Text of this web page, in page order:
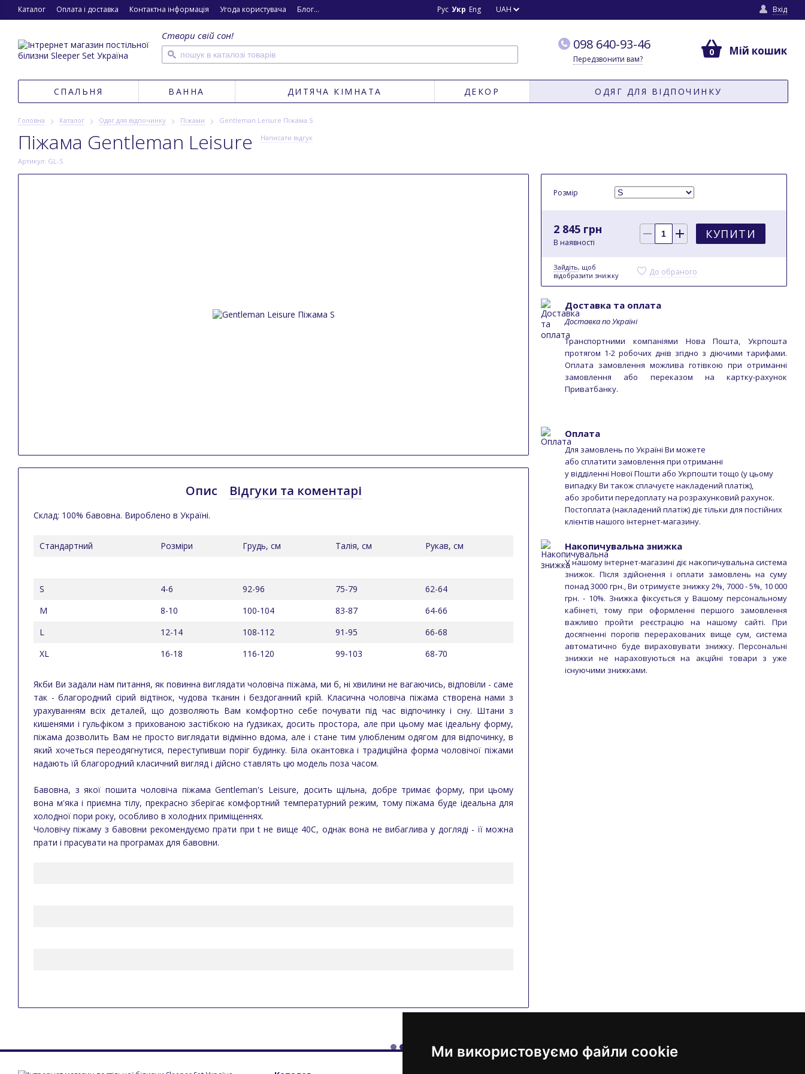
Ми використовуємо файли cookie
Каталог Оплата і доставка Контактна інформація Угода користувача Блог Вхід
Рус Укр Eng UAH
Створи свій сон!
098 640-93-46
Передзвонити вам?
0 Мій кошик
СПАЛЬНЯ ВАННА ДИТЯЧА КІМНАТА ДЕКОР ОДЯГ ДЛЯ ВІДПОЧИНКУ
Головна Каталог Одяг для відпочинку Піжами Gentleman Leisure Піжама S
Піжама Gentleman Leisure Написати відгук
Артикул: GL-S
Опис Відгуки та коментарі
Склад: 100% бавовна. Вироблено в Україні.
Стандартний Розміри Грудь, см Талія, см Рукав, см
S 4-6 92-96 75-79
62-64
M
8-10 100-104 83-87
64-66
L
12-14 108-112 91-95
66-68
XL
16-18 116-120 99-103 68-70
Якби Ви задали нам питання, як повинна виглядати чоловіча піжама, ми б, ні хвилини не вагаючись, відповіли - саме
так - благородний сірий відтінок, чудова тканин і бездоганний крій. Класична чоловіча піжама створена нами з
урахуванням всіх деталей, що дозволяють Вам комфортно себе почувати під час відпочинку і сну. Штани з
кишенями і гульфіком з прихованою застібкою на ґудзиках, досить простора, але при цьому має ідеальну форму,
піжама дозволить Вам не просто виглядати відмінно вдома, але і стане тим улюбленим одягом для відпочинку, в
який хочеться переодягнутися, переступивши поріг будинку. Біла окантовка і традиційна форма чоловічої піжами
надають їй благородний класичний вигляд і дійсно ставлять цю модель поза часом.
Бавовна, з якої пошита чоловіча піжама Gentleman's Leisure, досить щільна, добре тримає форму, при цьому
вона м'яка і приємна тілу, прекрасно зберігає комфортний температурний режим, тому піжама буде ідеальна для
холодної пори року, особливо в холодних приміщеннях.
Чоловічу піжаму з бавовни рекомендуємо прати при t не вище 40C, однак вона не вибаглива у догляді - її можна
прати і прасувати на програмах для бавовни.
Розмір
2 845 грн
В наявності
КУПИТИ
Зайдіть, щоб
відобразити знижку
До обраного
Доставка та оплата
Доставка по Україні
Транспортними компаніями Нова Пошта, Укрпошта
протягом 1-2 робочих днів згідно з діючими тарифами.
Оплата замовлення можлива готівкою при отриманні
замовлення або переказом на картку-рахунок
Приватбанку.
Оплата
Для замовлень по Україні Ви можете
або сплатити замовлення при отриманні
у відділенні Нової Пошти або Укрпошти тощо (у цьому
випадку Ви також сплачуєте накладений платіж),
або зробити передоплату на розрахунковий рахунок.
Постоплата (накладений платіж) діє тільки для постійних
клієнтів нашого інтернет-магазину.
Накопичувальна знижка
У нашому інтернет-магазині діє накопичувальна система
знижок. Після здійснення і оплати замовлень на суму
понад 3000 грн., Ви отримуєте знижку 2%, 7000 - 5%, 10 000
грн. - 10%. Знижка фіксується у Вашому персональному
кабінеті, тому при оформленні першого замовлення
важливо пройти реєстрацію на нашому сайті. При
досягненні порогів перерахованих вище сум, система
автоматично буде вираховувати знижку. Персональні
знижки не нараховуються на акційні товари з уже
існуючими знижками.